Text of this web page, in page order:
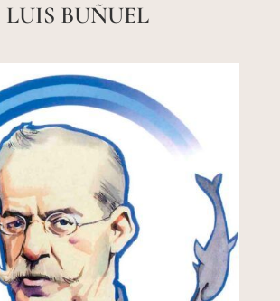
LUIS BUÑUEL